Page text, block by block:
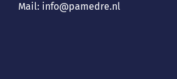
Mail: info@pamedre.nl